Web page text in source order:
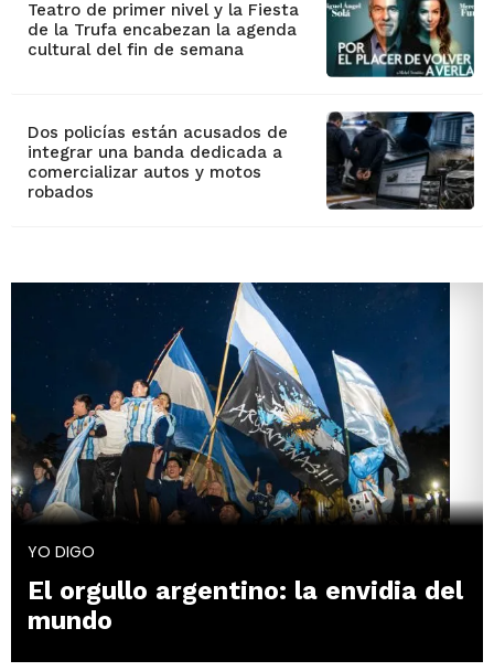
Teatro de primer nivel y la Fiesta
de la Trufa encabezan la agenda
cultural del fin de semana
Dos policías están acusados de
integrar una banda dedicada a
comercializar autos y motos
robados
YO DIGO
El orgullo argentino: la envidia del
mundo